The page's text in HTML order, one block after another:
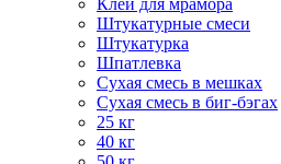
Клей для мрамора
Штукатурные смеси
Штукатурка
Шпатлевка
Сухая смесь в мешках
Сухая смесь в биг-бэгах
25 кг
40 кг